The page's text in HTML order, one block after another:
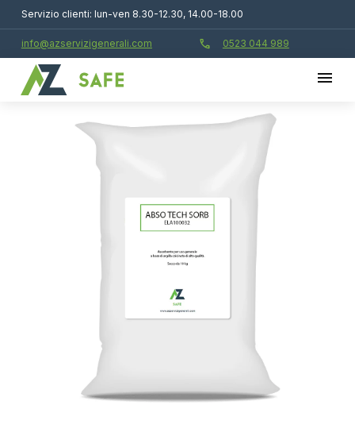
Servizio clienti: lun-ven 8.30-12.30, 14.00-18.00
info@azservizigenerali.com call 0523 044 989